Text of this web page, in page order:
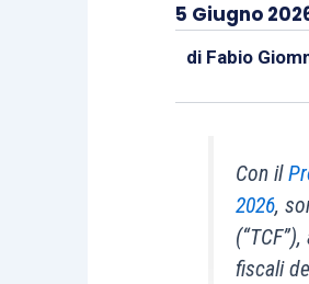
5 Giugno
di Fabio
Con il
2026,
fiscali